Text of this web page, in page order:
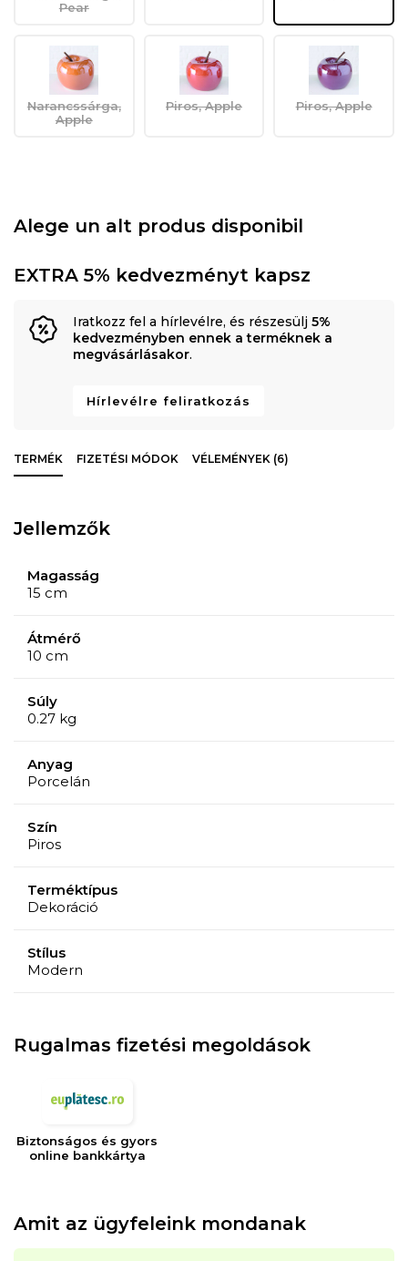
Pear
Narancssárga,
Apple
Piros, Apple Piros, Apple
Alege un alt produs disponibil
EXTRA 5% kedvezményt kapsz
Iratkozz fel a hírlevélre, és részesülj 5%
kedvezményben ennek a terméknek a
megvásárlásakor.
Hírlevélre feliratkozás
TERMÉK FIZETÉSI MÓDOK VÉLEMÉNYEK (6)
Jellemzők
Magasság
15 cm
Átmérő
10 cm
Súly
0.27 kg
Anyag
Porcelán
Szín
Piros
Terméktípus
Dekoráció
Stílus
Modern
Rugalmas fizetési megoldások
Biztonságos és gyors
online bankkártya
Amit az ügyfeleink mondanak